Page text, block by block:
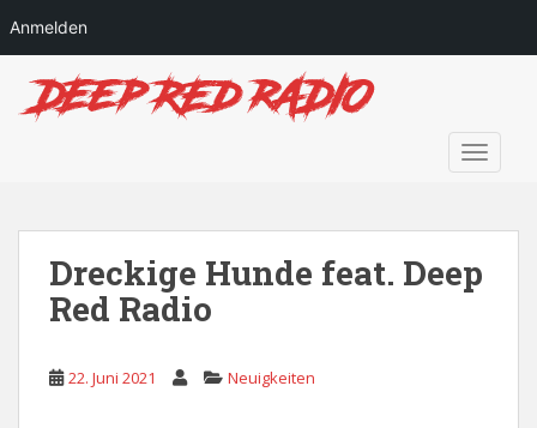
Anmelden
Dreckige Hunde feat. Deep
Red Radio
22. Juni 2021 Neuigkeiten